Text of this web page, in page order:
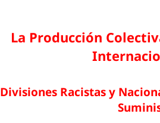
La Producción
Divisiones Racistas y